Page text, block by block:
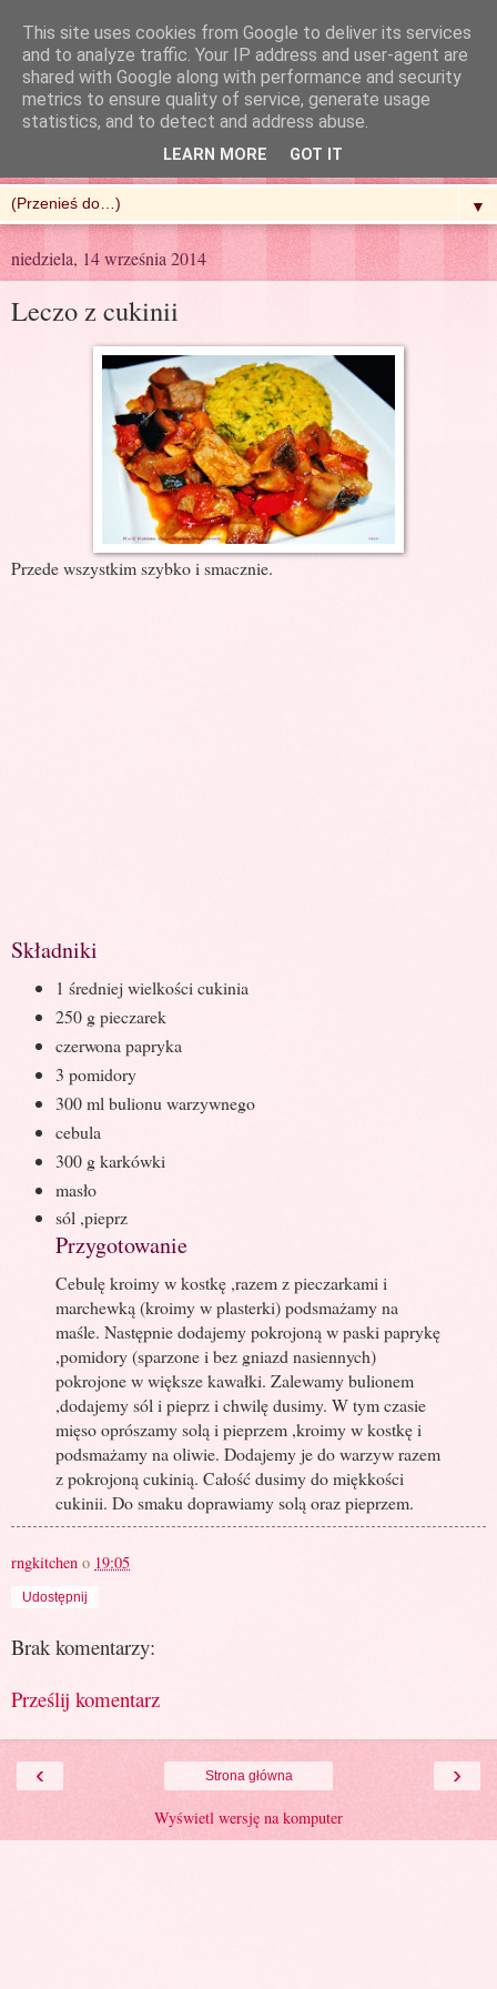
R'n'G Kitchen
▼
niedziela, 14 września 2014
Leczo z cukinii
Przede wszystkim szybko i smacznie.
Składniki
1 średniej wielkości cukinia
250 g pieczarek
czerwona papryka
3 pomidory
300 ml bulionu warzywnego
cebula
300 g karkówki
masło
sól ,pieprz
Przygotowanie
Cebulę kroimy w kostkę ,razem z pieczarkami i
marchewką (kroimy w plasterki) podsmażamy na
maśle. Następnie dodajemy pokrojoną w paski paprykę
,pomidory (sparzone i bez gniazd nasiennych)
pokrojone w większe kawałki. Zalewamy bulionem
,dodajemy sól i pieprz i chwilę dusimy. W tym czasie
mięso oprószamy solą i pieprzem ,kroimy w kostkę i
podsmażamy na oliwie. Dodajemy je do warzyw razem
z pokrojoną cukinią. Całość dusimy do miękkości
cukinii. Do smaku doprawiamy solą oraz pieprzem.
rngkitchen o 19:05
Udostępnij
Brak komentarzy:
Prześlij komentarz
‹ ›
Strona główna
Wyświetl wersję na komputer
This site uses cookies from Google to deliver its services
and to analyze traffic. Your IP address and user-agent are
shared with Google along with performance and security
metrics to ensure quality of service, generate usage
statistics, and to detect and address abuse.
LEARN MORE GOT IT